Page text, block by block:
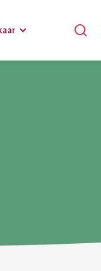
je af. Je moetgezondheid. Bij